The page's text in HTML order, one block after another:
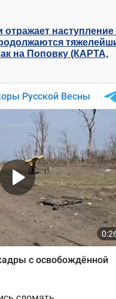
наступление
на Поповку (КАРТА,